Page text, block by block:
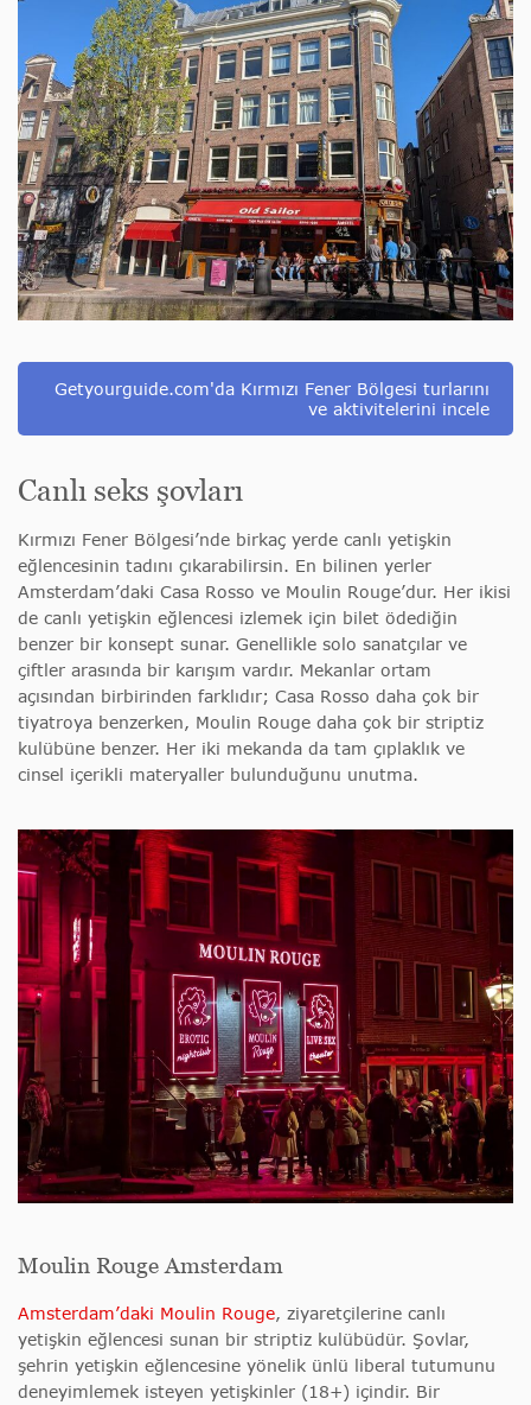
Getyourguide.com'da Kırmızı Fener Bölgesi turlarını
ve aktivitelerini incele
Canlı seks şovları
Kırmızı Fener Bölgesi’nde birkaç yerde canlı yetişkin
eğlencesinin tadını çıkarabilirsin. En bilinen yerler
Amsterdam’daki Casa Rosso ve Moulin Rouge’dur. Her ikisi
de canlı yetişkin eğlencesi izlemek için bilet ödediğin
benzer bir konsept sunar. Genellikle solo sanatçılar ve
çiftler arasında bir karışım vardır. Mekanlar ortam
açısından birbirinden farklıdır; Casa Rosso daha çok bir
tiyatroya benzerken, Moulin Rouge daha çok bir striptiz
kulübüne benzer. Her iki mekanda da tam çıplaklık ve
cinsel içerikli materyaller bulunduğunu unutma.
Moulin Rouge Amsterdam
Amsterdam’daki Moulin Rouge, ziyaretçilerine canlı
yetişkin eğlencesi sunan bir striptiz kulübüdür. Şovlar,
şehrin yetişkin eğlencesine yönelik ünlü liberal tutumunu
deneyimlemek isteyen yetişkinler (18+) içindir. Bir